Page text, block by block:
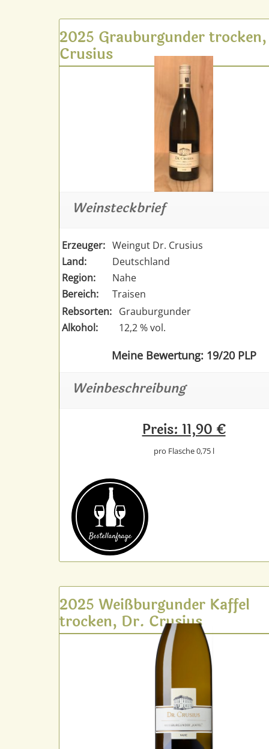
2025 Grauburgunder
Crusius
Weinsteckbrief
Erzeuger: Weingut Dr. Crusius
Land:
Deutschland
Region:
Nahe
Bereich:
Traisen
Rebsorten: Grauburgunder
Alkohol:
12,2 % vol.
Meine Bewertung: 19/20 PLP
Weinbeschreibung
Preis: 11,90 €
pro Flasche 0,75 l
Bestell­anfrage
2025 Weißburgunder Kaffel
trocken, Dr. Crusius